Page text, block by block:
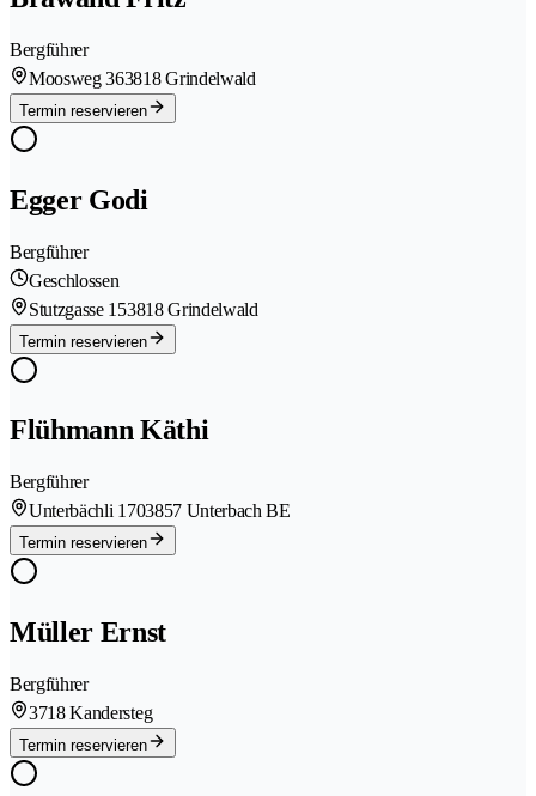
Bergführer
Moosweg 363818 Grindelwald
Termin reservieren
Egger Godi
Bergführer
Geschlossen
Stutzgasse 153818 Grindelwald
Termin reservieren
Flühmann Käthi
Bergführer
Unterbächli 1703857 Unterbach BE
Termin reservieren
Müller Ernst
Bergführer
3718 Kandersteg
Termin reservieren